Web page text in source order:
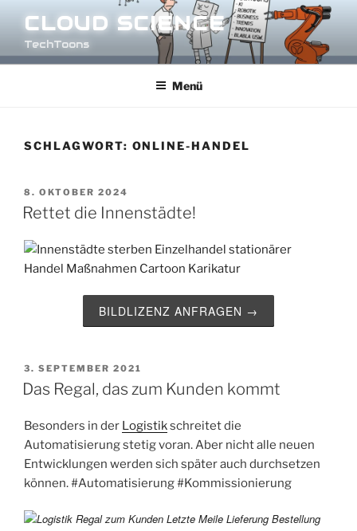
Inhalt
springen
CLOUD SCIENCE
TechToons
Menü
SCHLAGWORT: ONLINE-HANDEL
VERÖFFENTLICHT
AM
8. OKTOBER 2024
Rettet die Innenstädte!
BILDLIZENZ ANFRAGEN →
VERÖFFENTLICHT
AM
3. SEPTEMBER 2021
Das Regal, das zum Kunden kommt
Besonders in der Logistikschreitet die
Automatisierung stetig voran. Aber nicht alle neuen
Entwicklungen werden sich später auch durchsetzen
können.#Automatisierung#Kommissionierung